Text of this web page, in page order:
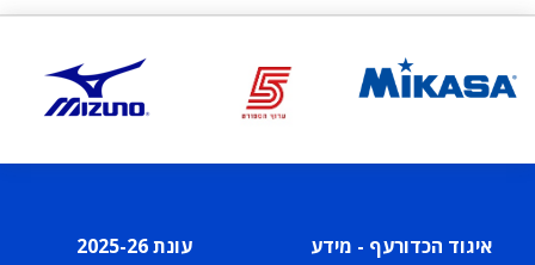
איגוד הכדורעף - מידע עונת 2025-26